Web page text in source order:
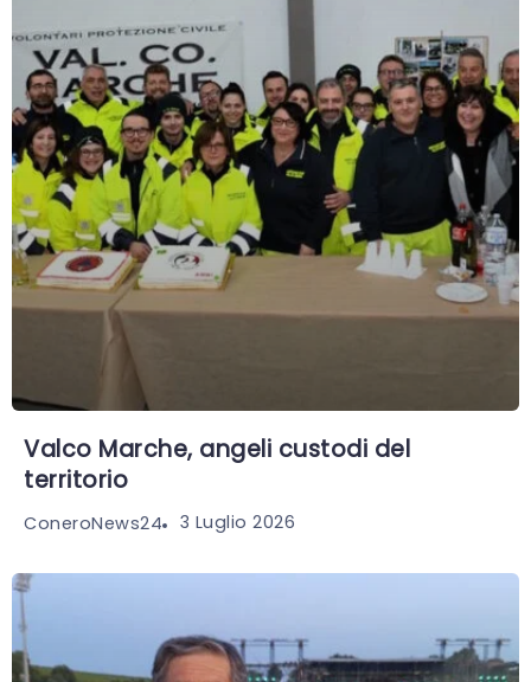
Valco Marche, angeli custodi del
territorio
ConeroNews24 3 Luglio 2026